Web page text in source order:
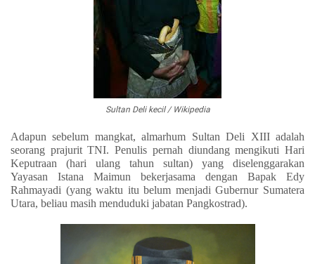
Sultan Deli kecil / Wikipedia
Adapun sebelum mangkat, almarhum Sultan Deli XIII adalah
seorang prajurit TNI. Penulis pernah diundang mengikuti Hari
Keputraan (hari ulang tahun sultan) yang diselenggarakan
Yayasan Istana Maimun bekerjasama dengan Bapak Edy
Rahmayadi (yang waktu itu belum menjadi Gubernur Sumatera
Utara, beliau masih menduduki jabatan Pangkostrad).